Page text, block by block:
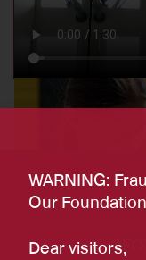
WARNING:
Our
Dear visitors,